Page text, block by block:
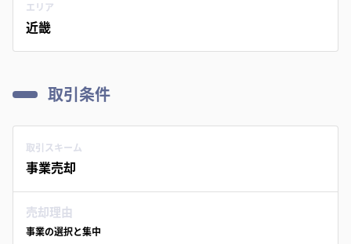
エリア
近畿
取引条件
取引スキーム
事業売却
売却理由
事業の選択と集中